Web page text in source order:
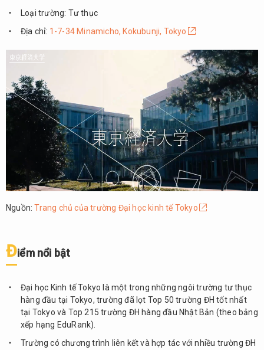
tin
chung
Điểm
bật
1.3.
Cơ sở
vật
chất
1.4.
Chương
trình
bậc đại
Học
1.6.
Điều
kiện
tuyển
sinh
Loại trường: Tư thục
Địa chỉ: 1-7-34 Minamicho, Kokubunji, Tokyo
Nguồn:Trang chủ của trường Đại học kinh tế Tokyo
Điểm nổi bật
Đại học Kinh tế Tokyo là một trong những ngôi trường tư thục
hàng đầu tại Tokyo, trường đã lọt Top 50 trường ĐH tốt nhất
tại Tokyo và Top 215 trường ĐH hàng đầu Nhật Bản (theo bảng
xếp hạng EduRank).
Trường có chương trình liên kết và hợp tác với nhiều trường ĐH